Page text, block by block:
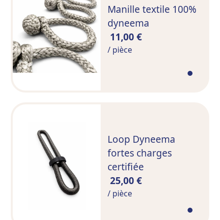
Manille textile 100%
dyneema
11,00 €
/ pièce
Loop Dyneema
fortes charges
certifiée
25,00 €
/ pièce